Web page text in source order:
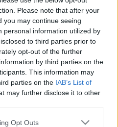
Please note that after your
you may continue seeing
personal information utilized by
to third parties prior to
opt-out of the further
by third parties on the
This information may
parties on the IAB’s List of
may further disclose it to other
app uses one or more Google
Opt Outs
egyszerűbben,
(nehéz lesz) megmutatni,
„Öt gyárat zárat be az ...
avagy
nyelvnél maradnak
némelyek saját
...